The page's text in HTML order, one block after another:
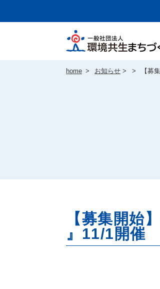
home お知らせ > 【募
【募集開始
』11/1開催